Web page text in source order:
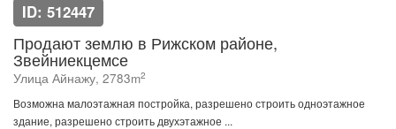
ID: 512447
Продают землю в Рижском районе,
Звейниекцемсе
Улица Айнажу, 2783m2
Возможна малоэтажная постройка, разрешено строить одноэтажное
здание, разрешено строить двухэтажное ...